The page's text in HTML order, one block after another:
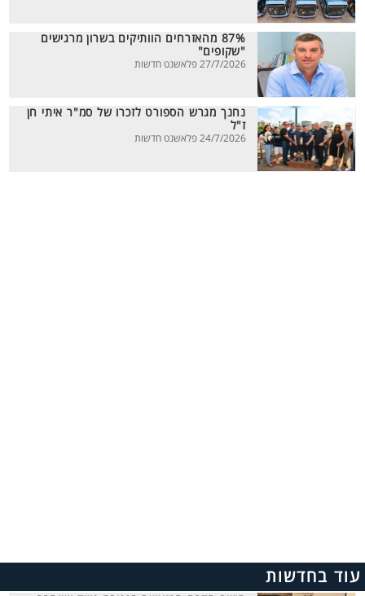
87% מהאזרחים הוותיקים בשרון מרגישים
"שקופים"
27/7/2026 פלאשנט חדשות
נחנך מגרש הספורט לזכרו של סמ"ר איתי חן
ז"ל
24/7/2026 פלאשנט חדשות
עוד בחדשות